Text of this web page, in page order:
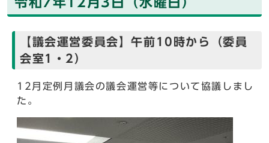
令和7年12月3日（水曜日）
【議会運営委員会】午前10時から（委員
会室1・2）
12月定例月議会の議会運営等について協議しまし
た。